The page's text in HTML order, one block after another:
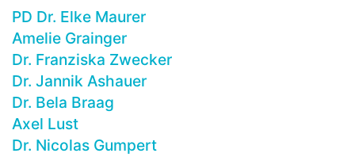
PD Dr. Elke Maurer
Amelie Grainger
Dr. Franziska Zwecker
Dr. Jannik Ashauer
Dr. Bela Braag
Axel Lust
Dr. Nicolas Gumpert